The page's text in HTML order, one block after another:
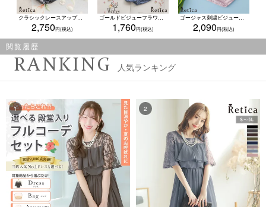
クラシックレースアップブラジャー＆ショーツ3点セット(A～F/65～80)
2,750
ゴールドビジューフラワーレース脇高ブラジャー＆ショーツセット(ブルーグレー)(A～F/65～80)
1,760
ゴージャス刺繍ビジュー付き脇高フルカップブラジャー&ショーツセット★(パウダーピンク)(A～F/65～80)
2,090
閲覧履歴
RANKING 人気ランキング